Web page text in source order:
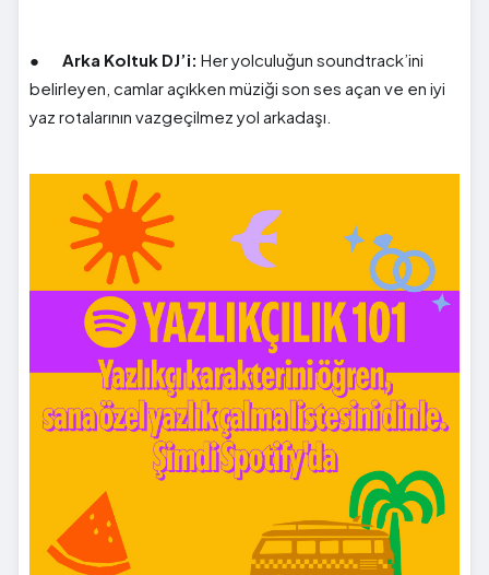
● Arka Koltuk DJ’i: Her yolculuğun soundtrack’ini
belirleyen, camlar açıkken müziği son ses açan ve en iyi
yaz rotalarının vazgeçilmez yol arkadaşı.